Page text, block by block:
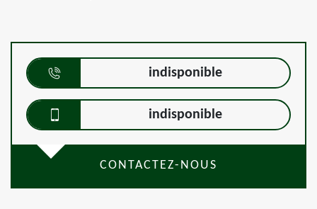
indisponible
indisponible
CONTACTEZ-NOUS